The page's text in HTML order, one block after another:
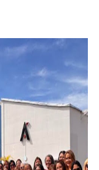
Semana
desarrollo
al curso de
médicos en
en El Vigía con